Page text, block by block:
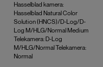
Hasselblad kamera:
Hasselblad Natural Color
Solution (HNCS)/D-Log/D-
Log M/HLG/Normal Medium
Telekamera: D-Log
M/HLG/Normal Telekamera:
Normal